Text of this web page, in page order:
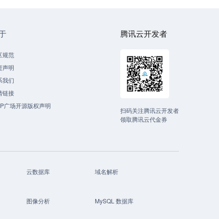
规范
声明
我们
链接
广场开源版权声明
腾讯云开发者
扫码关注腾讯云开发者
领取腾讯云代金券
云数据库 域名解析
图像分析 MySQL 数据库